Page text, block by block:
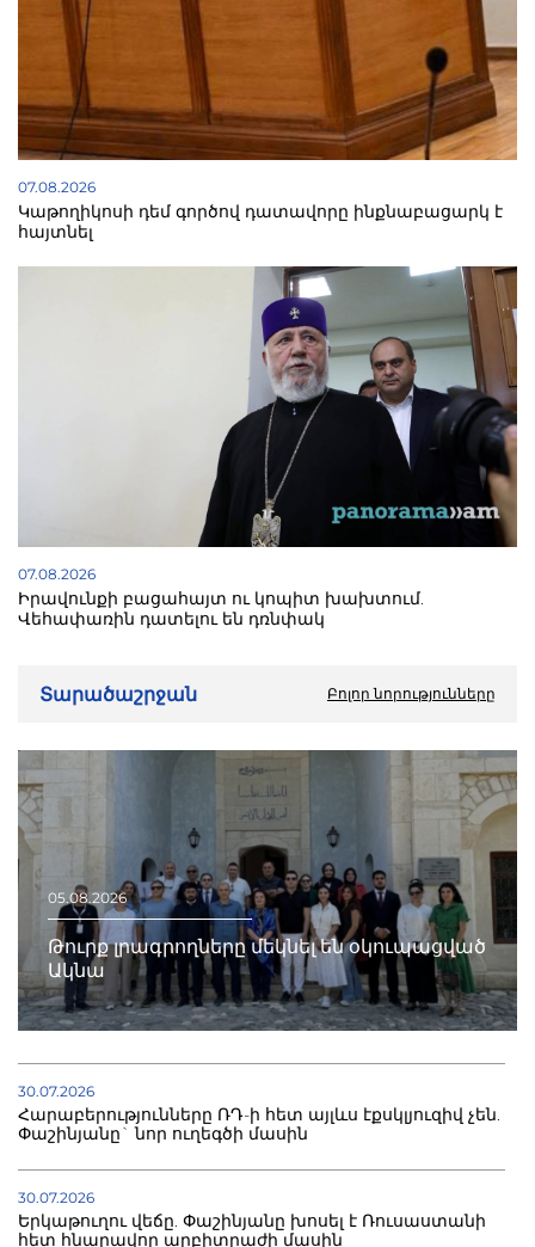
07.08.2026
Կաթողիկոսի դեմ գործով դատավորը ինքնաբացարկ է
հայտնել
07.08.2026
Իրավունքի բացահայտ ու կոպիտ խախտում.
Վեհափառին դատելու են դռնփակ
Տարածաշրջան Բոլոր նորությունները
05.08.2026
Թուրք լրագրողները մեկնել են օկուպացված
Ակնա
30.07.2026
Հարաբերությունները ՌԴ-ի հետ այլևս էքսկլյուզիվ չեն.
Փաշինյանը` նոր ուղեգծի մասին
30.07.2026
Երկաթուղու վեճը. Փաշինյանը խոսել է Ռուսաստանի
հետ հնարավոր արբիտրաժի մասին